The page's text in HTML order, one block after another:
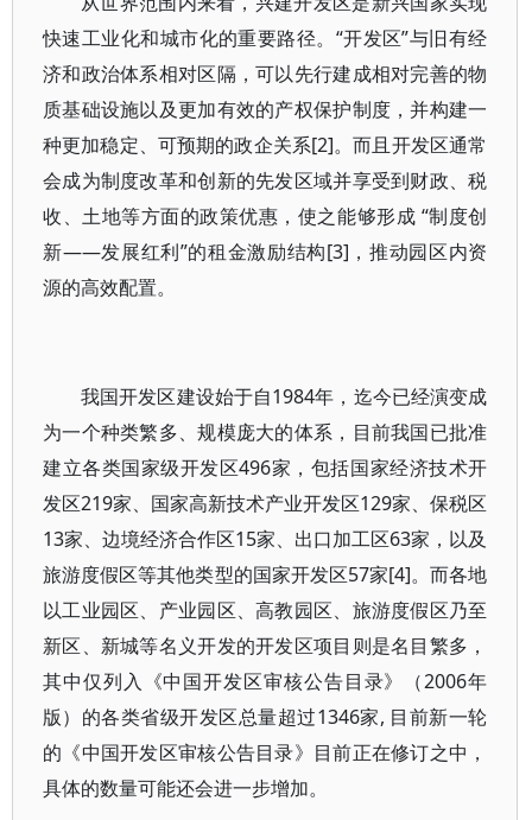
快速工业化和城市化的重要路径。“开发区”与旧有经
济和政治体系相对区隔，可以先行建成相对完善的物
质基础设施以及更加有效的产权保护制度，并构建一
种更加稳定、可预期的政企关系[2]。而且开发区通常
会成为制度改革和创新的先发区域并享受到财政、税
收、土地等方面的政策优惠，使之能够形成 “制度创
新——发展红利”的租金激励结构[3]，推动园区内资
源的高效配置。
我国开发区建设始于自1984年，迄今已经演变成
为一个种类繁多、规模庞大的体系，目前我国已批准
建立各类国家级开发区496家，包括国家经济技术开
发区219家、国家高新技术产业开发区129家、保税区
13家、边境经济合作区15家、出口加工区63家，以及
旅游度假区等其他类型的国家开发区57家[4]。而各地
以工业园区、产业园区、高教园区、旅游度假区乃至
新区、新城等名义开发的开发区项目则是名目繁多，
其中仅列入《中国开发区审核公告目录》（2006年
版）的各类省级开发区总量超过1346家, 目前新一轮
的《中国开发区审核公告目录》目前正在修订之中，
具体的数量可能还会进一步增加。